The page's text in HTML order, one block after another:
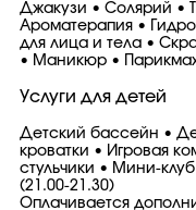
Джакузи • Солярий •
Ароматерапия •
для лица и тела •
• Маникюр •
Услуги для детей
Детский бассейн •
кроватки • Игровая
стульчики • Мини-
(21.00-21.30)
Оплачивается